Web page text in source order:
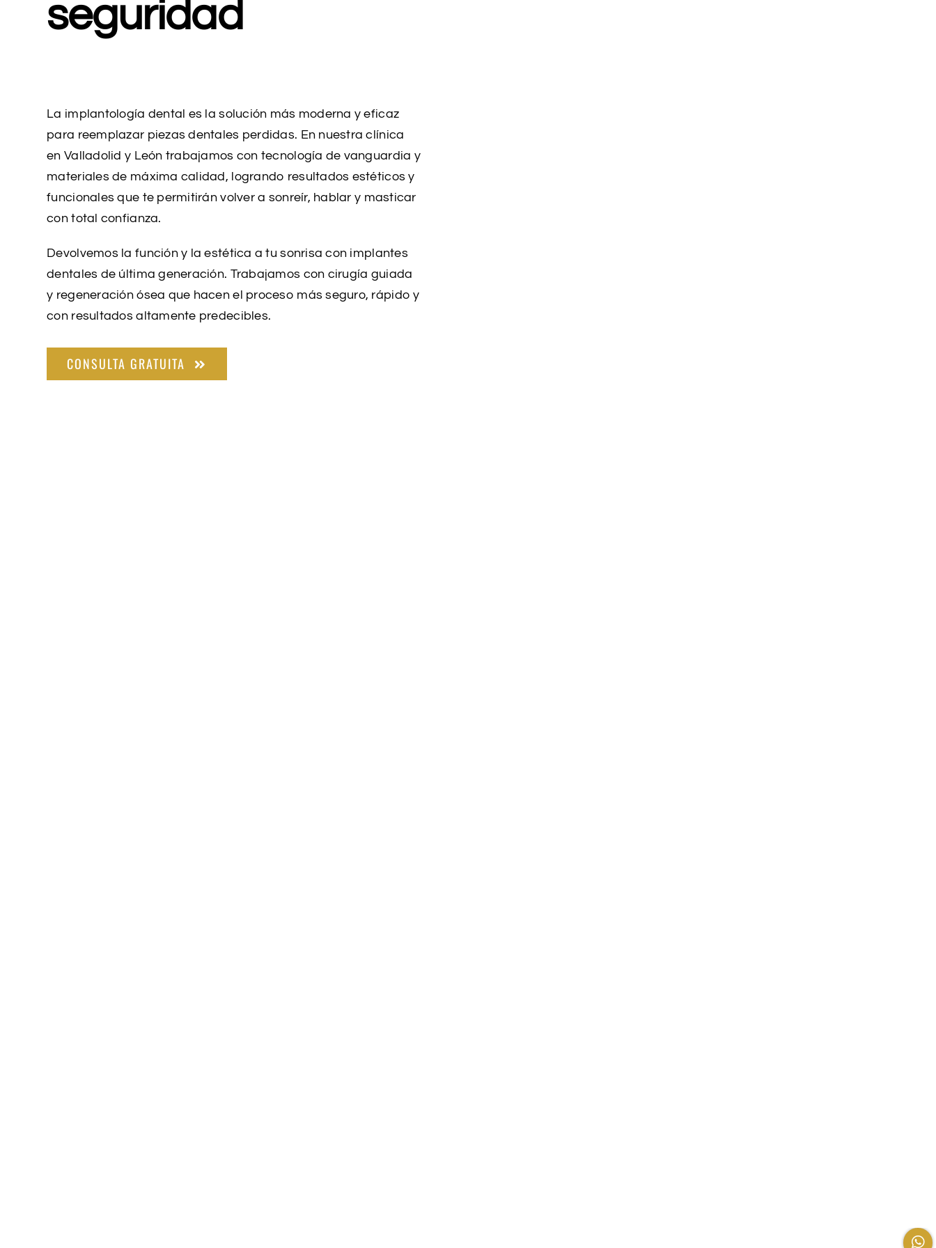
seguridad
La implantología dental es la solución más moderna y eficaz
para reemplazar piezas dentales perdidas. En nuestra clínica
en Valladolid y León trabajamos con tecnología de vanguardia y
materiales de máxima calidad, logrando resultados estéticos y
funcionales que te permitirán volver a sonreír, hablar y masticar
con total confianza.
Devolvemos la función y la estética a tu sonrisa con implantes
dentales de última generación. Trabajamos con cirugía guiada
y regeneración ósea que hacen el proceso más seguro, rápido y
con resultados altamente predecibles.
CONSULTA GRATUITA